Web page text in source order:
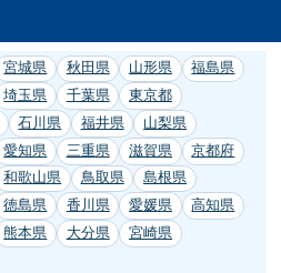
宮城県 秋田県 山形県
福島県
埼玉県 千葉県
東京都
石川県 福井県
山梨県
愛知県 三重県 滋賀県
京都府
和歌山県 鳥取県
島根県
徳島県 香川県 愛媛県
高知県
熊本県 大分県
宮崎県